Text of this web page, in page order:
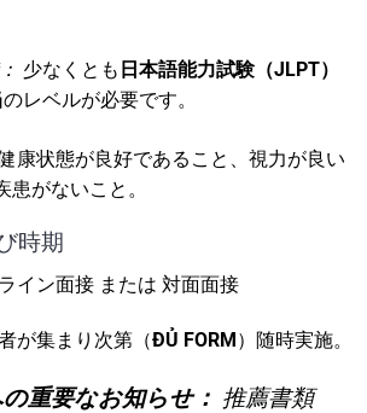
少なくとも 日本語能力試験（JLPT）
のレベルが必要です。
康状態が良好であること、視力が良い
患がないこと。
時期
イン面接 または 対面面接
が集まり次第（ĐỦ FORM）随時実施。
重要なお知らせ： 推薦書類